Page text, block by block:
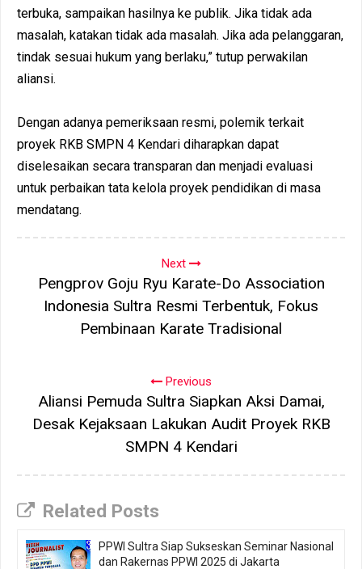
terbuka, sampaikan hasilnya ke publik. Jika tidak ada
masalah, katakan tidak ada masalah. Jika ada pelanggaran,
tindak sesuai hukum yang berlaku,” tutup perwakilan
aliansi.
Dengan adanya pemeriksaan resmi, polemik terkait
proyek RKB SMPN 4 Kendari diharapkan dapat
diselesaikan secara transparan dan menjadi evaluasi
untuk perbaikan tata kelola proyek pendidikan di masa
mendatang.
Next
Pengprov Goju Ryu Karate-Do Association
Indonesia Sultra Resmi Terbentuk, Fokus
Pembinaan Karate Tradisional
Previous
Aliansi Pemuda Sultra Siapkan Aksi Damai,
Desak Kejaksaan Lakukan Audit Proyek RKB
SMPN 4 Kendari
Related Posts
PPWI Sultra Siap Sukseskan Seminar Nasional
dan Rakernas PPWI 2025 di Jakarta